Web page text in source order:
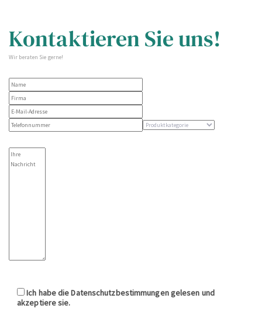
Kontaktieren Sie uns!
Wir beraten Sie gerne!
Ich habe dieDatenschutzbestimmungengelesen und
akzeptiere sie.